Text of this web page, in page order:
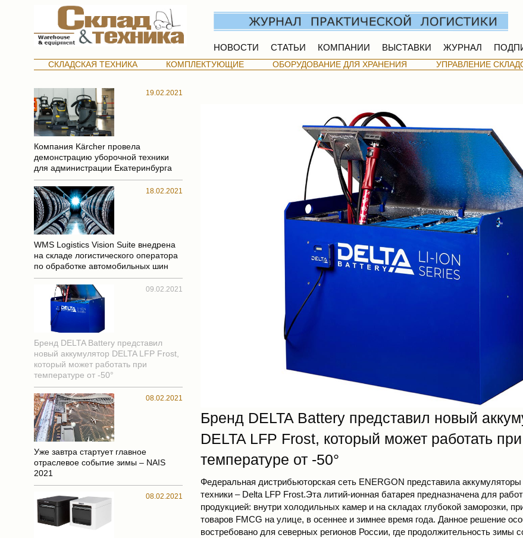
НОВОСТИ СТАТЬИ КОМПАНИИ ВЫСТАВКИ ЖУРНАЛ
СКЛАДСКАЯ ТЕХНИКА КОМПЛЕКТУЮЩИЕ ОБОРУДОВАНИЕ ДЛЯ ХРАНЕНИЯ УПРАВЛЕНИЕ
19.02.2021
Компания Kärcher провела
демонстрацию уборочной техники
для администрации Екатеринбурга
18.02.2021
WMS Logistics Vision Suite внедрена
на складе логистического оператора
по обработке автомобильных шин
09.02.2021
Бренд DELTA Battery представил
новый аккумулятор DELTA LFP Frost,
который может работать при
температуре от -50°
08.02.2021
Уже завтра стартует главное
отраслевое событие зимы – NAIS
2021
08.02.2021
Бренд DELTA Battery представил новый
DELTA LFP Frost, который может работать при
температуре от -50°
Федеральная дистрибьюторская сеть ENERGON представила
техники – Delta LFP Frost.Эта литий-ионная батарея предназначена для
продукцией: внутри холодильных камер и на складах глубокой заморозки, при
товаров FMCG на улице, в осеннее и зимнее время года. Данное решение
востребовано для северных регионов России, где продолжительность зимы